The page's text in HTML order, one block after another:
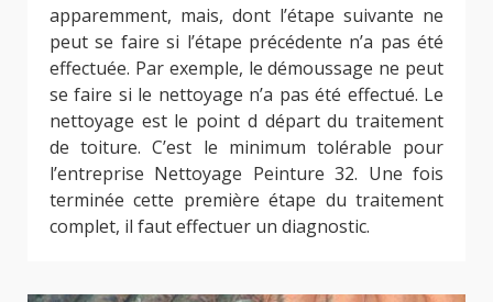
apparemment, mais, dont l’étape suivante ne
peut se faire si l’étape précédente n’a pas été
effectuée. Par exemple, le démoussage ne peut
se faire si le nettoyage n’a pas été effectué. Le
nettoyage est le point d départ du traitement
de toiture. C’est le minimum tolérable pour
l’entreprise Nettoyage Peinture 32. Une fois
terminée cette première étape du traitement
complet, il faut effectuer un diagnostic.